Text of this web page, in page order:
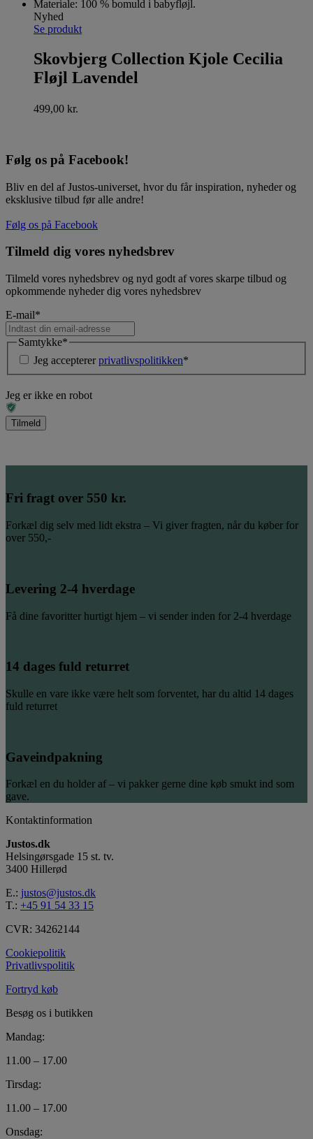
Nyhed
Se produkt
Skovbjerg Collection Kjole Cecilia
Fløjl Lavendel
499,00 kr.
Følg os på Facebook!
Bliv en del af Justos-universet, hvor du får inspiration, nyheder og
eksklusive tilbud før alle andre!
Følg os på Facebook
Tilmeld dig vores nyhedsbrev
Tilmeld vores nyhedsbrev og nyd godt af vores skarpe tilbud og
opkommende nyheder dig vores nyhedsbrev
E-mail*
Samtykke*
Jeg accepterer privatlivspolitikken*
Jeg er ikke en robot
Fri fragt over 550 kr.
Forkæl dig selv med lidt ekstra – Vi giver fragten, når du køber for
over 550,-
Levering 2-4 hverdage
Få dine favoritter hurtigt hjem – vi sender inden for 2-4 hverdage
14 dages fuld returret
Skulle en vare ikke være helt som forventet, har du altid 14 dages
fuld returret
Gaveindpakning
Forkæl en du holder af – vi pakker gerne dine køb smukt ind som
gave.
Kontaktinformation
Justos.dk
Helsingørsgade 15 st. tv.
3400 Hillerød
E.: justos@justos.dk
T.: +45 91 54 33 15
CVR: 34262144
Cookiepolitik
Privatlivspolitik
Fortryd køb
Besøg os i butikken
Mandag:
11.00 – 17.00
Tirsdag:
11.00 – 17.00
Onsdag: